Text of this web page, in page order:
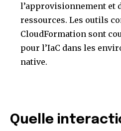
l’approvisionnement et
ressources. Les outils
CloudFormation sont
pour l’IaC dans les
native.
Quelle